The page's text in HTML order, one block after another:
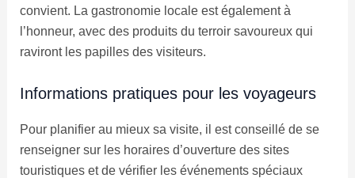
convient. La gastronomie locale est également à
l’honneur, avec des produits du terroir savoureux qui
raviront les papilles des visiteurs.
Informations pratiques pour les voyageurs
Pour planifier au mieux sa visite, il est conseillé de se
renseigner sur les horaires d’ouverture des sites
touristiques et de vérifier les événements spéciaux